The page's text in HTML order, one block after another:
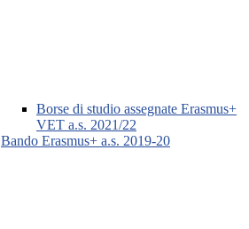
Borse di studio assegnate Erasmus+
VET a.s. 2021/22
Bando Erasmus+ a.s. 2019-20